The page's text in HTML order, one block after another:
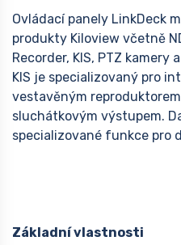
Ovládací panely LinkDeck
produkty Kiloview včetně
Recorder, KIS, PTZ
KIS je specializovaný pro
vestavěným
sluchátkovým výstupem.
specializované funkce pro
Základní vlastnosti